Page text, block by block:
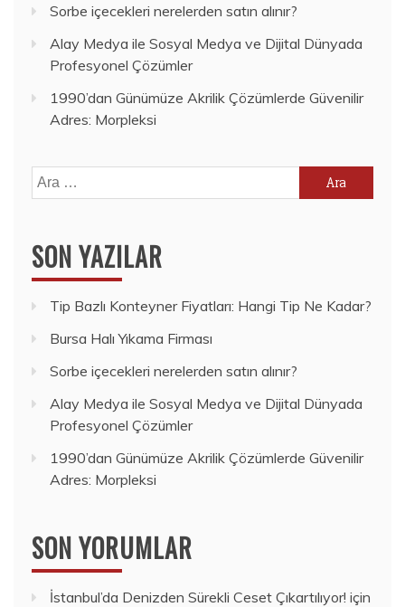
Sorbe içecekleri nerelerden satın alınır?
Alay Medya ile Sosyal Medya ve Dijital Dünyada
Profesyonel Çözümler
1990’dan Günümüze Akrilik Çözümlerde Güvenilir
Adres: Morpleksi
Arama:
SON YAZILAR
Tip Bazlı Konteyner Fiyatları: Hangi Tip Ne Kadar?
Bursa Halı Yıkama Firması
Sorbe içecekleri nerelerden satın alınır?
Alay Medya ile Sosyal Medya ve Dijital Dünyada
Profesyonel Çözümler
1990’dan Günümüze Akrilik Çözümlerde Güvenilir
Adres: Morpleksi
SON YORUMLAR
İstanbul’da Denizden Sürekli Ceset Çıkartılıyor! için